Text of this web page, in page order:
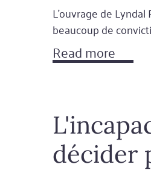
L'ouvrage de Lyndal
beaucoup de
Read more
décider